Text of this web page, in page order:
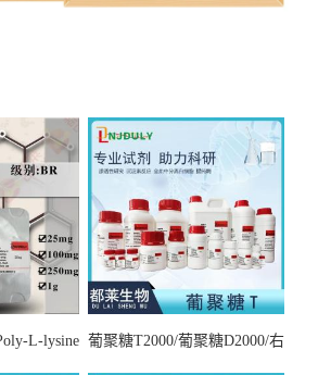
L-lysine 葡聚糖T2000/葡聚糖D2000/右